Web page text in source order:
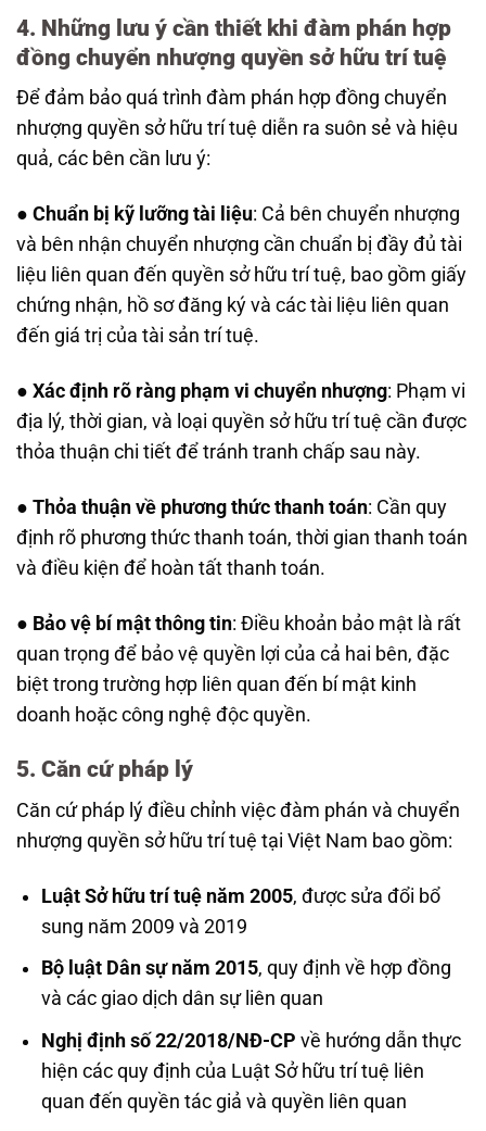
4. Những lưu ý cần thiết khi đàm phán hợp
đồng chuyển nhượng quyền sở hữu trí tuệ
Để đảm bảo quá trình đàm phán hợp đồng chuyển
nhượng quyền sở hữu trí tuệ diễn ra suôn sẻ và hiệu
quả, các bên cần lưu ý:
● Chuẩn bị kỹ lưỡng tài liệu: Cả bên chuyển nhượng
và bên nhận chuyển nhượng cần chuẩn bị đầy đủ tài
liệu liên quan đến quyền sở hữu trí tuệ, bao gồm giấy
chứng nhận, hồ sơ đăng ký và các tài liệu liên quan
đến giá trị của tài sản trí tuệ.
● Xác định rõ ràng phạm vi chuyển nhượng: Phạm vi
địa lý, thời gian, và loại quyền sở hữu trí tuệ cần được
thỏa thuận chi tiết để tránh tranh chấp sau này.
● Thỏa thuận về phương thức thanh toán: Cần quy
định rõ phương thức thanh toán, thời gian thanh toán
và điều kiện để hoàn tất thanh toán.
● Bảo vệ bí mật thông tin: Điều khoản bảo mật là rất
quan trọng để bảo vệ quyền lợi của cả hai bên, đặc
biệt trong trường hợp liên quan đến bí mật kinh
doanh hoặc công nghệ độc quyền.
5. Căn cứ pháp lý
Căn cứ pháp lý điều chỉnh việc đàm phán và chuyển
nhượng quyền sở hữu trí tuệ tại Việt Nam bao gồm:
Luật Sở hữu trí tuệ năm 2005, được sửa đổi bổ
sung năm 2009 và 2019
Bộ luật Dân sự năm 2015, quy định về hợp đồng
và các giao dịch dân sự liên quan
Nghị định số 22/2018/NĐ-CP về hướng dẫn thực
hiện các quy định của Luật Sở hữu trí tuệ liên
quan đến quyền tác giả và quyền liên quan